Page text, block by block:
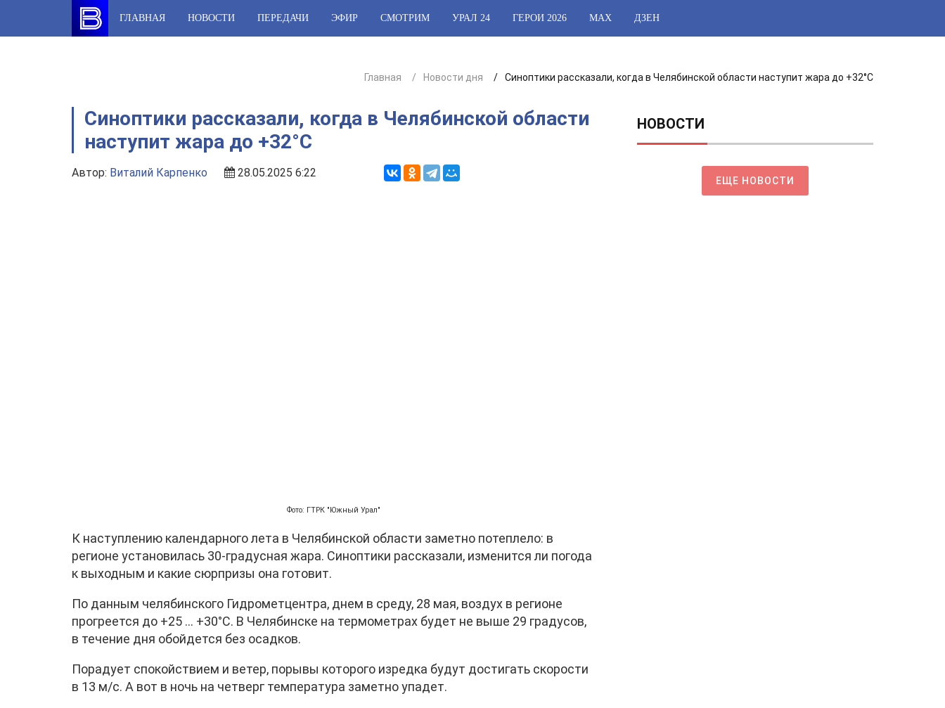
content
ГЛАВНАЯ НОВОСТИ ПЕРЕДАЧИ ЭФИР СМОТРИМ УРАЛ 24 ГЕРОИ 2026 МАХ ДЗЕН
Главная Новости дня Синоптики рассказали, когда в Челябинской области наступит жара до +32°C
Синоптики рассказали, когда в Челябинской области
наступит жара до +32°C
Автор: Виталий Карпенко 28.05.2025 6:22
Фото: ГТРК "Южный Урал"
К наступлению календарного лета в Челябинской области заметно потеплело: в
регионе установилась 30-градусная жара. Синоптики рассказали, изменится ли погода
к выходным и какие сюрпризы она готовит.
По данным челябинского Гидрометцентра, днем в среду, 28 мая, воздух в регионе
прогреется до +25 … +30°C. В Челябинске на термометрах будет не выше 29 градусов,
в течение дня обойдется без осадков.
Порадует спокойствием и ветер, порывы которого изредка будут достигать скорости
в 13 м/с. А вот в ночь на четверг температура заметно упадет.
НОВОСТИ
ЕЩЕ НОВОСТИ